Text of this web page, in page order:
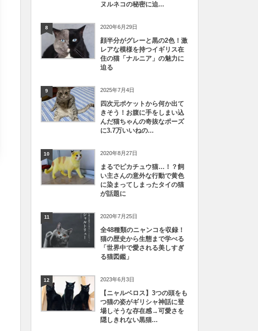
ヌルネコの秘密に迫...
8 2020年6月29日
顔半分がグレーと黒の2色！激
レアな模様を持つイギリス在
住の猫「ナルニア」の魅力に
迫る
9 2025年7月4日
四次元ポケットから何か出て
きそう！お腹に手をしまい込
んだ猫ちゃんの奇抜なポーズ
に3.7万いいねの...
10 2020年8月27日
まるでピカチュウ猫…！？飼
い主さんの意外な行動で黄色
に染まってしまったタイの猫
が話題に
11 2020年7月25日
全48種類のニャンコを収録！
猫の歴史から生態まで学べる
「世界中で愛される美しすぎ
る猫図鑑」
12 2023年6月3日
【ニャルベロス】3つの頭をも
つ猫の姿がギリシャ神話に登
場しそうな存在感→可愛さを
隠しきれない黒猫...